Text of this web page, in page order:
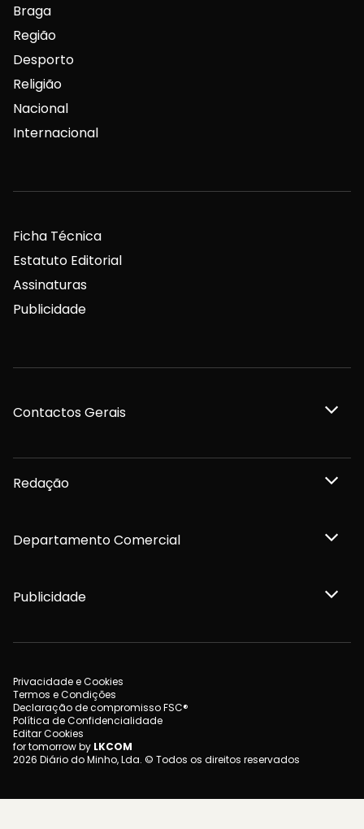
Braga
Região
Desporto
Religião
Nacional
Internacional
Ficha Técnica
Estatuto Editorial
Assinaturas
Publicidade
Contactos Gerais
Redação
Departamento Comercial
Publicidade
Privacidade e Cookies
Termos e Condições
Declaração de compromisso FSC®
Política de Confidencialidade
Editar Cookies
for tomorrow by LKCOM
2026 Diário do Minho, Lda. © Todos os direitos reservados